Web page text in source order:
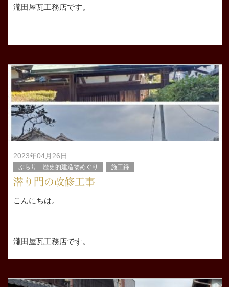
瀧田屋瓦工務店です。
滋賀県大津市千町 南郷ですね。
の屋根葺き替え工事の解体作業で足が筋肉痛になり腰もダ
ル重状態です。
2023年04月26日
ぶらり 歴史的建造物めぐり 施工録
潜り門の改修工事
こんにちは。
瀧田屋瓦工務店です。
暑い日々が続きましたがここ数日急に寒さが戻り 服装選